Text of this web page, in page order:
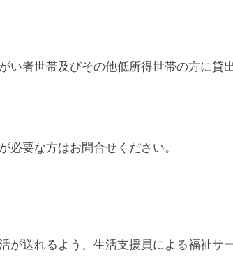
い者世帯及びその他低所得世帯の方に貸
要な方はお問合せください。
が送れるよう、生活支援員による福祉サ